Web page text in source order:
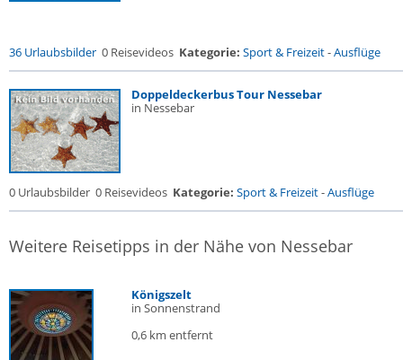
36 Urlaubsbilder 0 Reisevideos Kategorie: Sport & Freizeit-Ausflüge
Doppeldeckerbus Tour Nessebar
in Nessebar
0 Urlaubsbilder 0 Reisevideos Kategorie: Sport & Freizeit-Ausflüge
Weitere Reisetipps in der Nähe von Nessebar
Königszelt
in Sonnenstrand
0,6 km entfernt